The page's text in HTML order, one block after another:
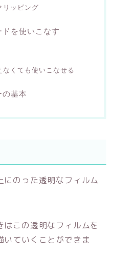
リッピング
を使いこなす
なくても使いこなせる
の基本
にのった透明なフィルム
この透明なフィルムを
ていくことができま